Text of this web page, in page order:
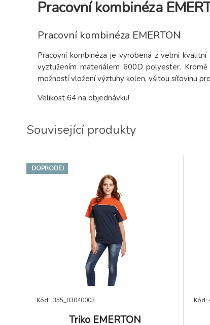
Pracovní kombinéza
Pracovní kombinéza EMERTON
Pracovní kombinéza je vyrobená z velmi
vyztužením materiálem 600D polyester.
možností vložení výztuhy kolen, všitou síťovinu
Velikost 64 na objednávku!
Související produkty
DOPRODEJ
Kód: i355_03040003
Triko EMERTON
Kód: